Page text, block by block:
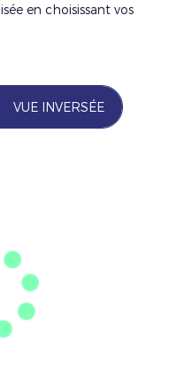
en choisissant vos
VUE INVERSÉE